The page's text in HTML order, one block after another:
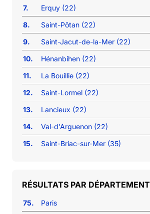
7.
Erquy (22)
8.
Saint-Pôtan (22)
9.
Saint-Jacut-de-la-Mer (22)
10.
Hénanbihen (22)
11.
La Bouillie (22)
12.
Saint-Lormel (22)
13.
Lancieux (22)
14.
Val-d'Arguenon (22)
15.
Saint-Briac-sur-Mer (35)
RÉSULTATS PAR DÉPARTEMENT
75.
Paris